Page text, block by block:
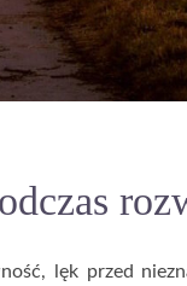
lęk przed